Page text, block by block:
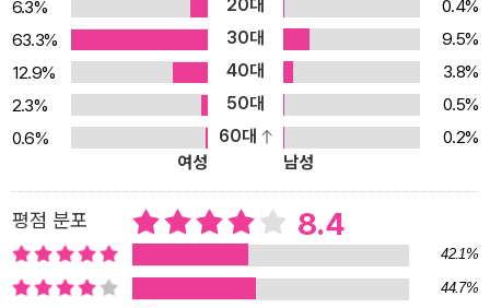
람을 꼭 닮아 있다. 에우게니 M. 라쵸프 작가는 교훈과 재미가 있는
민화를 소재로 한 작품을 많이 만들었으며, 동물들을 주인공으로 하
는 우화를 주로 그렸다. 이 작품 『장갑』을 비롯해 많은 작품에서 사람
을 닮은 동물들이 등장한다. 모습만 사람을 닮은 것이 아니라 『장갑』
속 동물들은 사람들이 우정을 나누듯 서로를 배려하고 돕는다. 『장
갑』에 등장하는 동물들은 추운 겨울, 나 혼자 따듯하게 지내는 것이
아니라 다른 친구들을 위해 자신의 자리를 양보하며 더불어 사는 법
을 보여 준다. 1950년대 출간되어 오랫동안 세계 독자들의 사랑을
받아 온 작품 『장갑』은 유쾌한 이야기와 따뜻한 메시지를 담은 우크
라이나의 민화를 세계적인 그림책 작가 에우게니 M. 라쵸프의 섬세
6.3%
20대
0.4%
63.3%
30대
9.5%
12.9%
40대
3.8%
2.3%
50대
0.5%
0.6%
60대
0.2%
여성
남성
평점 분포 8.4
42.1%
44.7%